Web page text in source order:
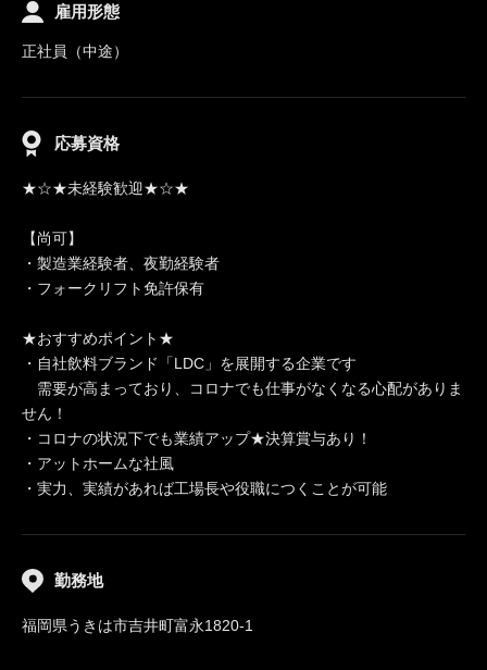
雇用形態
正社員（中途）
応募資格
★☆★未経験歓迎★☆★
【尚可】
・製造業経験者、夜勤経験者
・フォークリフト免許保有
★おすすめポイント★
・自社飲料ブランド「LDC」を展開する企業です
需要が高まっており、コロナでも仕事がなくなる心配がありま
せん！
・コロナの状況下でも業績アップ★決算賞与あり！
・アットホームな社風
・実力、実績があれば工場長や役職につくことが可能
勤務地
福岡県うきは市吉井町富永1820-1